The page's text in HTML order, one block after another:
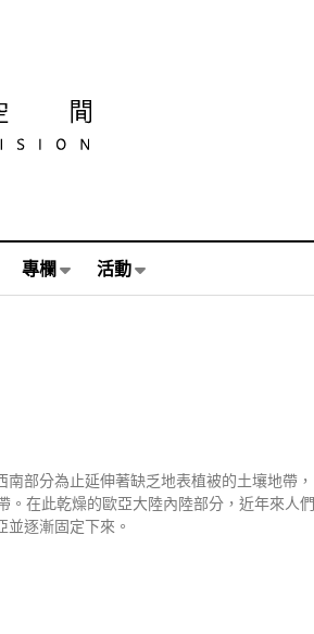
專欄 活動
部分為止延伸著缺乏地表植被的土壤地帶，
在此乾燥的歐亞大陸內陸部分，近年來人們
逐漸固定下來。